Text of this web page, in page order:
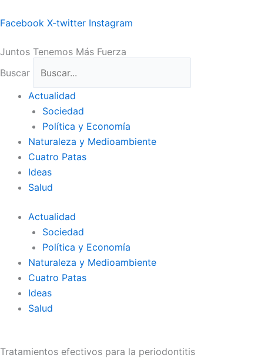
al
Facebook X-twitter Instagram
Juntos Tenemos Más Fuerza
Buscar
Actualidad
Sociedad
Política y Economía
Naturaleza y Medioambiente
Cuatro Patas
Ideas
Salud
Actualidad
Sociedad
Política y Economía
Naturaleza y Medioambiente
Cuatro Patas
Ideas
Salud
Tratamientos efectivos para la periodontitis